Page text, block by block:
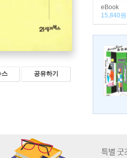
스 공유하기
eBook
15,840원